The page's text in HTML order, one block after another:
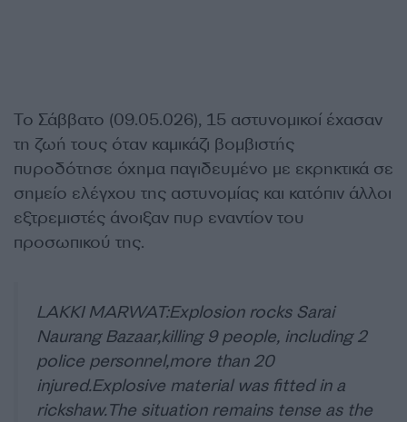
Το Σάββατο (09.05.026), 15 αστυνομικοί έχασαν
τη ζωή τους όταν καμικάζι βομβιστής
πυροδότησε όχημα παγιδευμένο με εκρηκτικά σε
σημείο ελέγχου της αστυνομίας και κατόπιν άλλοι
εξτρεμιστές άνοιξαν πυρ εναντίον του
προσωπικού της.
LAKKI MARWAT:Explosion rocks Sarai
Naurang Bazaar,killing 9 people, including 2
police personnel,more than 20
injured.Explosive material was fitted in a
rickshaw.The situation remains tense as the